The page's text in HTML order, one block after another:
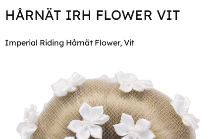
HÅRNÄT IRH FLOWER VIT
Imperial Riding Hårnät Flower, Vit